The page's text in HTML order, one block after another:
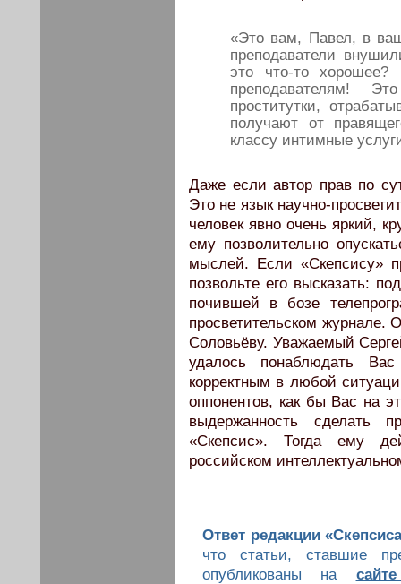
«Это вам, Павел, в
преподаватели
это что-то
преподавателям!
проститутки,
получают от
классу интимные
Даже если автор прав по
Это не язык научно-
человек явно очень яркий,
ему позволительно
мыслей. Если «Скепсису»
позвольте его высказать:
почившей в бозе
просветительском журнале.
Соловьёву. Уважаемый
удалось понаблюдать
корректным в любой
оппонентов, как бы Вас на
выдержанность сделать
«Скепсис». Тогда ему
российском
Ответ редакции
что статьи, ставшие
опубликованы на